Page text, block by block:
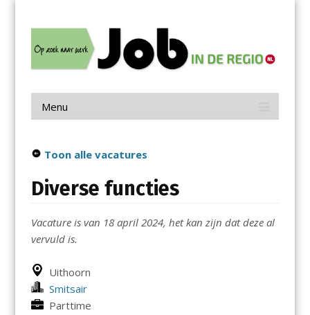
contentJob in de Regio
Menu
Toon alle vacatures
Diverse functies
Vacature is van 18 april 2024, het kan zijn dat deze al
vervuld is.
Uithoorn
Smitsair
Parttime